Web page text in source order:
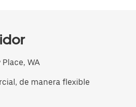
WA
de manera flexible